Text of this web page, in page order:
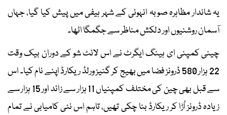
یہ شاندار مظاہرہ صوبہ انہوئی کے شہر ہیفی میں پیش کیا گیا، جہاں
آسمان روشنیوں اور دلکش مناظر سے جگمگا اٹھا۔
چینی کمپنی ای ہینگ ایگرٹ نے اس لائٹ شو کے دوران بیک وقت
22 ہزار 580 ڈرونز فضا میں بھیج کر گنیز ورلڈ ریکارڈ اپنے نام کیا۔ اس
سے قبل بھی چین کی مختلف کمپنیاں 11 ہزار سے زائد اور 15 ہزار سے
زیادہ ڈرونز اُڑا کر ریکارڈ بنا چکی تھیں، تاہم اس نئی کامیابی نے تمام